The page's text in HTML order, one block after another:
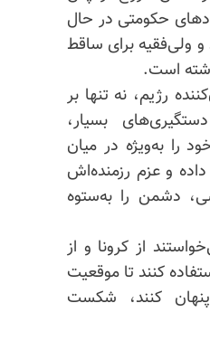
حکومتی در حال
ولی‌فقیه برای ساقط
است.
رژیم، نه تنها بر
بسیار،
را به‌ویژه در میان
و عزم رزمنده‌اش
دشمن را به‌ستوه
از کرونا و از
کنند تا موقعیت
کنند، شکست